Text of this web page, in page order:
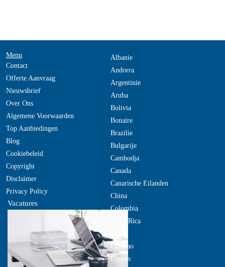
Menu
Contact
Offerte Aanvraag
Nieuwsbrief
Over Ons
Algemene Voorwaarden
Top Aanbiedingen
Blog
Cookiebeleid
Copyright
Disclaimer
Privacy Policy
Vacatures
Albanie
Andorra
Argentinie
Aruba
Bolivia
Bonaire
Brazilie
Bulgarije
Cambodja
Canada
Canarische Eilanden
China
Colombia
Costa Rica
Curacao
Cyprus